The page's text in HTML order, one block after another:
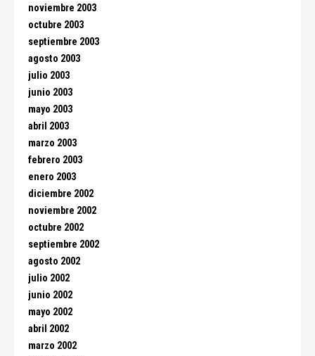
noviembre 2003
octubre 2003
septiembre 2003
agosto 2003
julio 2003
junio 2003
mayo 2003
abril 2003
marzo 2003
febrero 2003
enero 2003
diciembre 2002
noviembre 2002
octubre 2002
septiembre 2002
agosto 2002
julio 2002
junio 2002
mayo 2002
abril 2002
marzo 2002